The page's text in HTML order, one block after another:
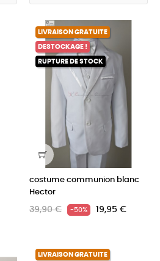
LIVRAISON GRATUITE
DESTOCKAGE !
RUPTURE DE STOCK
costume communion blanc
Hector
39,90 € -50% 19,95 €
LIVRAISON GRATUITE